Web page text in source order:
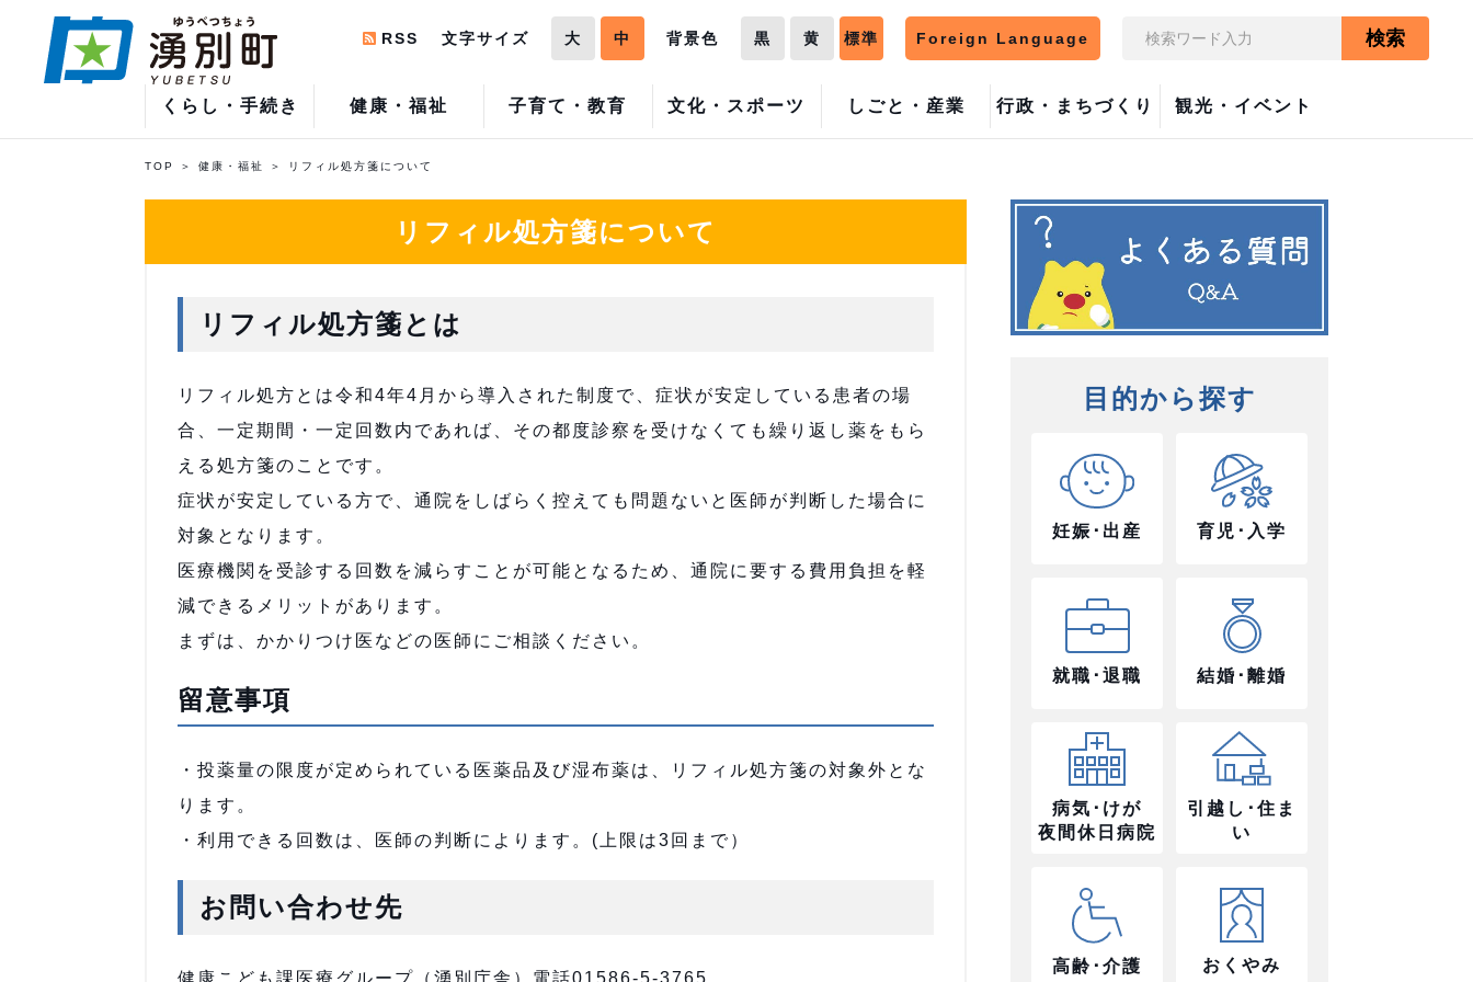
くらし・手続き 健康・福祉 子育て・教育 文化・スポーツ しごと・産業 行政・まちづくり 観光・イベント
RSS 文字サイズ 大 中 背景色 黒 黄 標準 Foreign Language 検索
TOP 健康・福祉 リフィル処方箋について
リフィル処方箋について
リフィル処方箋とは
リフィル処方とは令和4年4月から導入された制度で、症状が安定している患者の場
合、一定期間・一定回数内であれば、その都度診察を受けなくても繰り返し薬をもら
える処方箋のことです。
症状が安定している方で、通院をしばらく控えても問題ないと医師が判断した場合に
対象となります。
医療機関を受診する回数を減らすことが可能となるため、通院に要する費用負担を軽
減できるメリットがあります。
まずは、かかりつけ医などの医師にご相談ください。
留意事項
・投薬量の限度が定められている医薬品及び湿布薬は、リフィル処方箋の対象外とな
ります。
・利用できる回数は、医師の判断によります。(上限は3回まで）
お問い合わせ先
健康こども課医療グループ（湧別庁舎）電話01586-5-3765
目的から探す
妊娠･出産 育児･入学
就職･退職 結婚･離婚
病気･けが
夜間休日病院
引越し･住ま
い
高齢･介護 おくやみ